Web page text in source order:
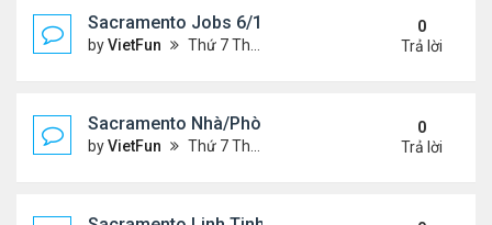
Sacramento Jobs 6/11/21- 6/18/21
byVietFun Thứ 7 Tháng 6 12, 2021 10:19 am
0
Trả lời
Sacramento Nhà/Phòng 6/11/21- 6/18/21
byVietFun Thứ 7 Tháng 6 12, 2021 10:17 am
0
Trả lời